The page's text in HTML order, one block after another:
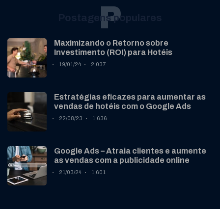
Postagens populares
P
Maximizando o Retorno sobre
Investimento (ROI) para Hotéis
19/01/24 2,037
Estratégias eficazes para aumentar as
vendas de hotéis com o Google Ads
22/08/23 1,636
Google Ads – Atraia clientes e aumente
as vendas com a publicidade online
21/03/24 1,601